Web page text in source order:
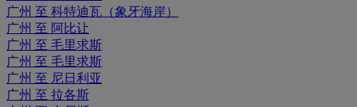
广州 至 科特迪瓦（象牙海岸）
广州 至 阿比让
广州 至 毛里求斯
广州 至 毛里求斯
广州 至 尼日利亚
广州 至 拉各斯